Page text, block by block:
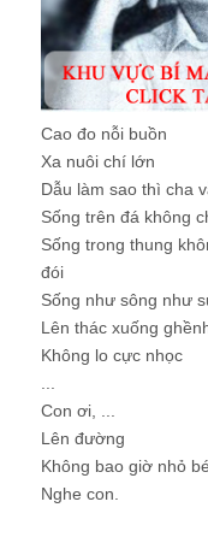
Cao đo nỗi buồn
Xa nuôi chí lớn
Dẫu làm sao thì cha
Sống trên đá không
Sống trong thung
đói
Sống như sông như
Lên thác xuống
Không lo cực nhọc
Con ơi, ...
Lên đường
Không bao giờ nhỏ
Nghe con.